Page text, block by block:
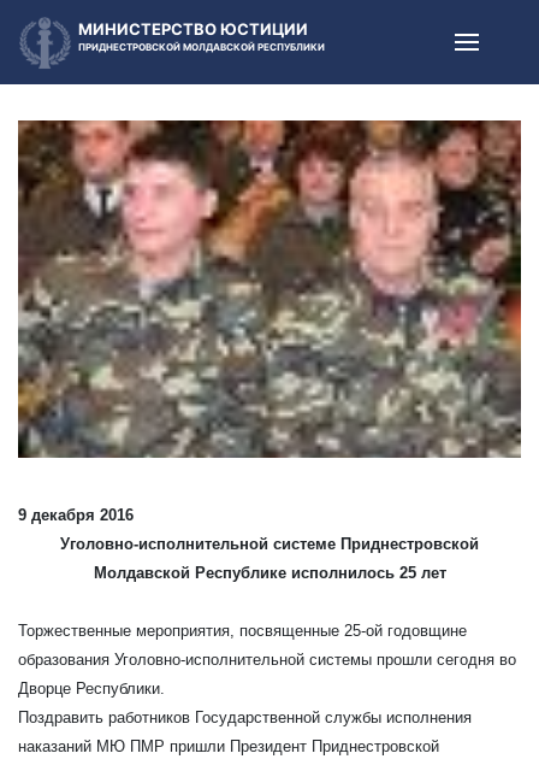
МИНИСТЕРСТВО ЮСТИЦИИ
ПРИДНЕСТРОВСКОЙ МОЛДАВСКОЙ РЕСПУБЛИКИ
9 декабря 2016
Уголовно-исполнительной системе Приднестровской
Молдавской Республике исполнилось 25 лет
Торжественные мероприятия, посвященные 25-ой годовщине
образования Уголовно-исполнительной системы прошли сегодня во
Дворце Республики.
Поздравить работников Государственной службы исполнения
наказаний МЮ ПМР пришли Президент Приднестровской